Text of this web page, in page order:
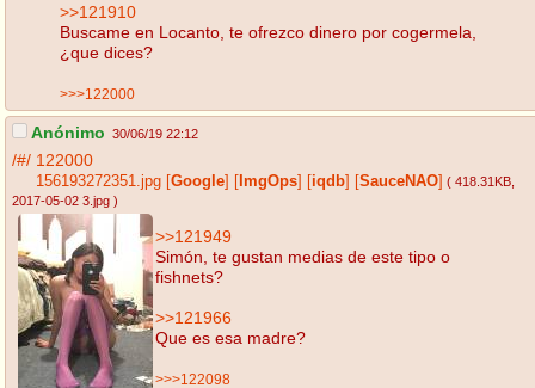
>>121910
Buscame en Locanto, te ofrezco dinero por cogermela,
¿que dices?
>>>122000
Anónimo 30/06/19 22:12
/#/ 122000
156193272351.jpg Google ImgOps iqdb SauceNAO ( 418.31KB
2017-05-02 3.jpg )
>>121949
Simón, te gustan medias de este tipo o
fishnets?
>>121966
Que es esa madre?
>>>122098